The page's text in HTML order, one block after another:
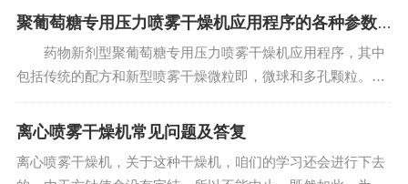
常用于使液滴尽可能小，^大限度地提高传热和水的汽化速率。
聚葡萄糖专用压力喷雾干燥机应用程序的各种参数
介绍
药物新剂型聚葡萄糖专用压力喷雾干燥机应用程序，其中
包括传统的配方和新型喷雾干燥微粒即，微球和多孔颗粒。优
化喷雾干燥参数用于产生微粒的为：入口温度，130℃;出口温
度，80℃;吸气器速率，240 MWC（60％）;溶液进料速度，以
离心喷雾干燥机常见问题及答复
离心喷雾干燥机，关于这种干燥机，咱们的学习还会进行下去